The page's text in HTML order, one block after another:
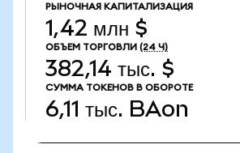
РЫНОЧНАЯ КАПИТАЛИЗАЦИЯ
1,42 млн $
ОБЪЕМ ТОРГОВЛИ (24 Ч)
382,14 тыс. $
СУММА ТОКЕНОВ В ОБОРОТЕ
6,11 тыс. BAon